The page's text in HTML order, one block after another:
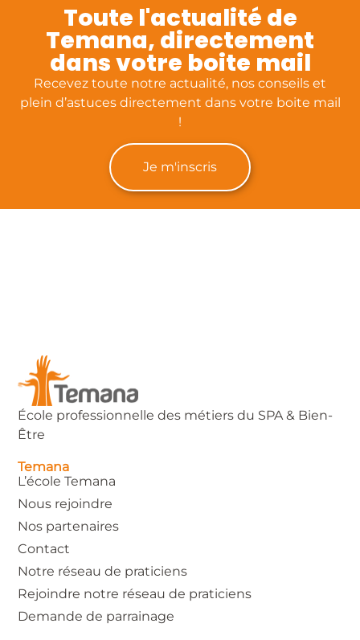
Toute l'actualité de
Temana, directement
dans votre boite mail
Recevez toute notre actualité, nos conseils et
plein d’astuces directement dans votre boite mail
!
Je m'inscris
École professionnelle des métiers du SPA & Bien-
Être
Temana
L’école Temana
Nous rejoindre
Nos partenaires
Contact
Notre réseau de praticiens
Rejoindre notre réseau de praticiens
Demande de parrainage